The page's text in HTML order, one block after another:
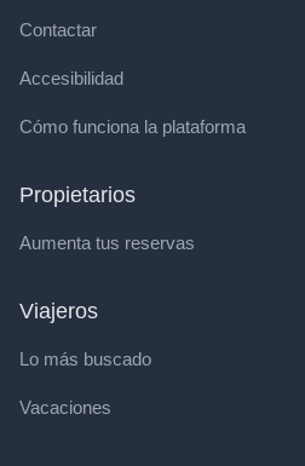
Contactar
Accesibilidad
Cómo funciona la plataforma
Propietarios
Aumenta tus reservas
Viajeros
Lo más buscado
Vacaciones